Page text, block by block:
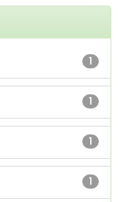
1
1
1
1